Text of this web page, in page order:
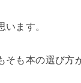
ます。
そも本の選び方